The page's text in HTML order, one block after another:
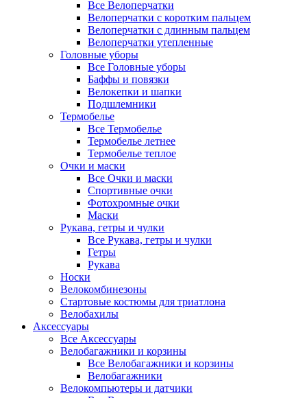
Все Велоперчатки
Велоперчатки с коротким пальцем
Велоперчатки с длинным пальцем
Велоперчатки утепленные
Головные уборы
Все Головные уборы
Баффы и повязки
Велокепки и шапки
Подшлемники
Термобелье
Все Термобелье
Термобелье летнее
Термобелье теплое
Очки и маски
Все Очки и маски
Спортивные очки
Фотохромные очки
Маски
Рукава, гетры и чулки
Все Рукава, гетры и чулки
Гетры
Рукава
Носки
Велокомбинезоны
Стартовые костюмы для триатлона
Велобахилы
Аксессуары
Все Аксессуары
Велобагажники и корзины
Все Велобагажники и корзины
Велобагажники
Велокомпьютеры и датчики